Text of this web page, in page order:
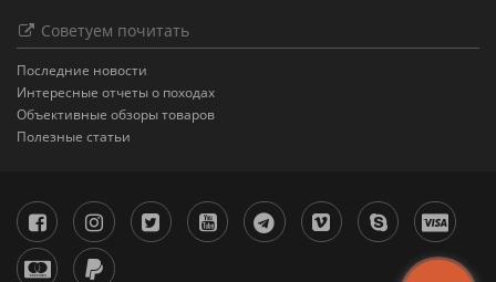
Советуем почитать
Последние новости
Интересные отчеты о походах
Объективные обзоры товаров
Полезные статьи